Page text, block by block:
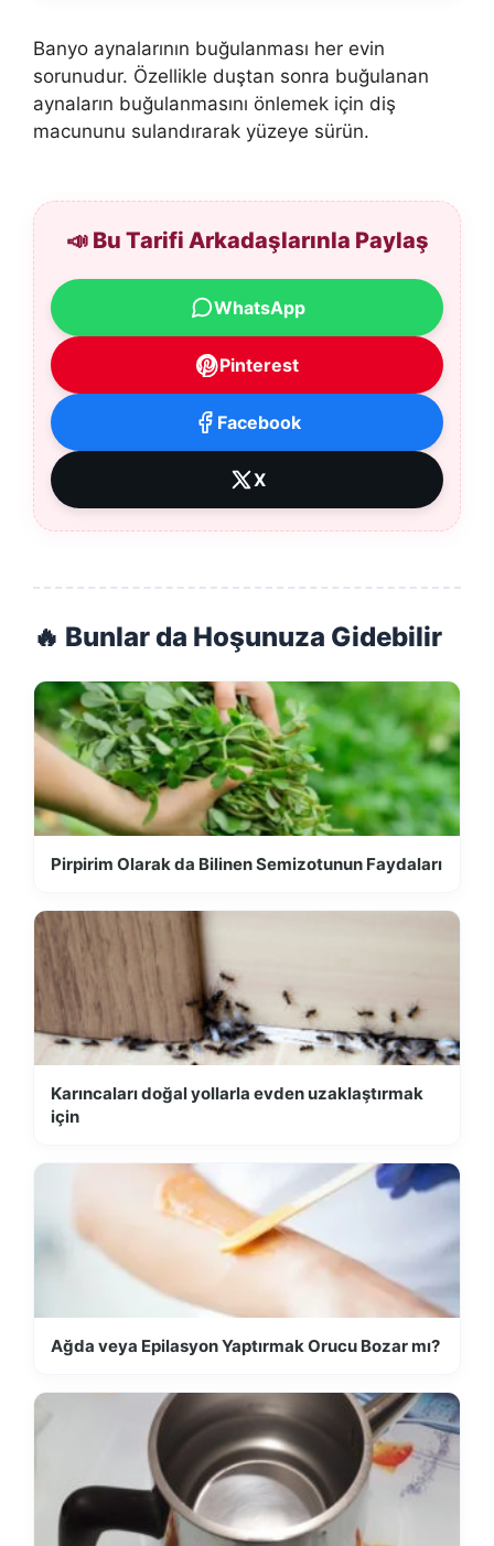
Banyo aynalarının buğulanması her evin
sorunudur. Özellikle duştan sonra buğulanan
aynaların buğulanmasını önlemek için diş
macununu sulandırarak yüzeye sürün.
📣 Bu Tarifi Arkadaşlarınla Paylaş
WhatsApp
Pinterest
Facebook
X
🔥 Bunlar da Hoşunuza Gidebilir
Pirpirim Olarak da Bilinen Semizotunun Faydaları
Karıncaları doğal yollarla evden uzaklaştırmak
için
Ağda veya Epilasyon Yaptırmak Orucu Bozar mı?